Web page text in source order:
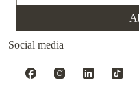
Social media